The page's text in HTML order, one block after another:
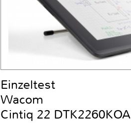
Einzeltest
Wacom
Cintiq 22 DTK2260KOA